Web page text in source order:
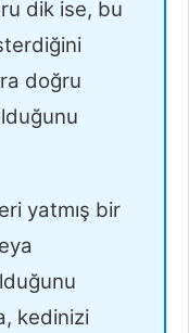
dik ise, bu
doğru
yatmış bir
kedinizi